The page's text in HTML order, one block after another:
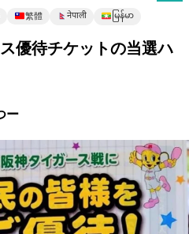
繁體 नेपाली မြန်မာ
優待チケットの当選ハ
ー